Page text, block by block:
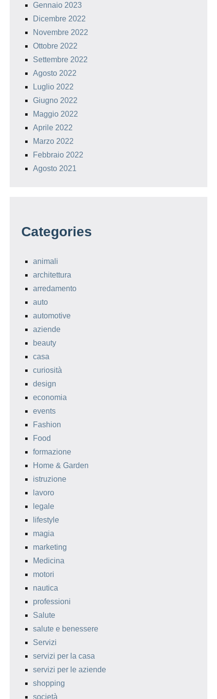
Gennaio 2023
Dicembre 2022
Novembre 2022
Ottobre 2022
Settembre 2022
Agosto 2022
Luglio 2022
Giugno 2022
Maggio 2022
Aprile 2022
Marzo 2022
Febbraio 2022
Agosto 2021
Categories
animali
architettura
arredamento
auto
automotive
aziende
beauty
casa
curiosità
design
economia
events
Fashion
Food
formazione
Home & Garden
istruzione
lavoro
legale
lifestyle
magia
marketing
Medicina
motori
nautica
professioni
Salute
salute e benessere
Servizi
servizi per la casa
servizi per le aziende
shopping
società